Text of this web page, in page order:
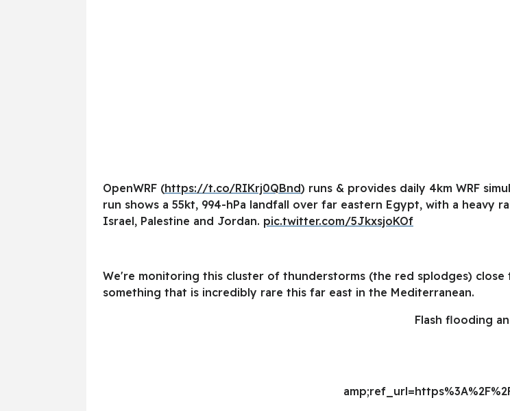
OpenWRF (https://t.co/RIKrj0QBnd) runs & provides daily 4km WRF
run shows a 55kt, 994-hPa landfall over far eastern Egypt, with a heavy
Israel, Palestine and Jordan. pic.twitter.com/5JkxsjoKOf
We're monitoring this cluster of thunderstorms (the red splodges) close
something that is incredibly rare this far east in the Mediterranean.
Flash flooding